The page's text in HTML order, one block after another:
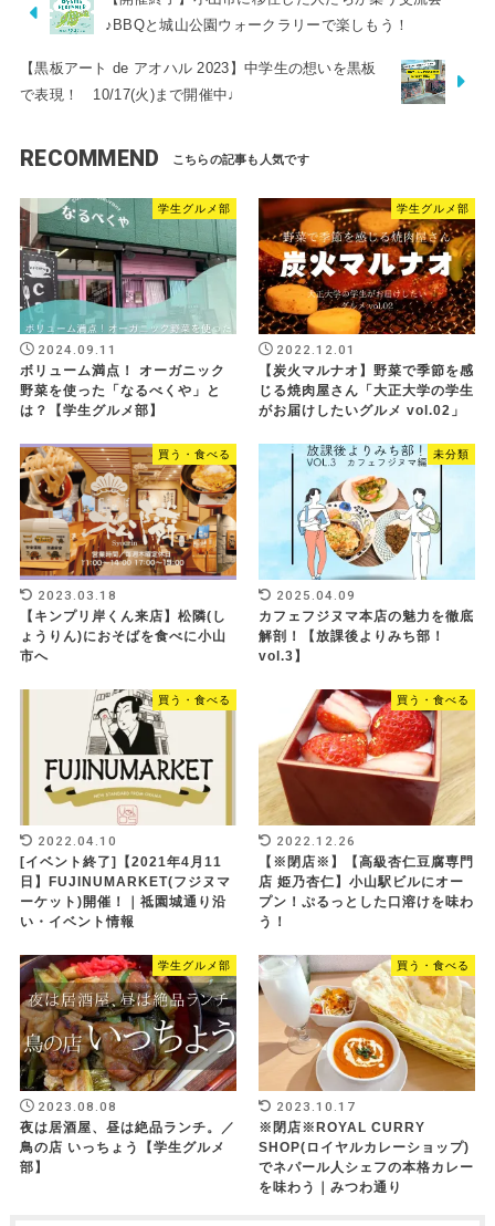
♪BBQと城山公園ウォークラリーで楽しもう！
【黒板アート de アオハル 2023】中学生の想いを黒板
で表現！ 10/17(火)まで開催中♩
RECOMMEND
学生グルメ部
2024.09.11
ボリューム満点！ オーガニック
野菜を使った「なるべくや」と
は？【学生グルメ部】
学生グルメ部
2022.12.01
【炭火マルナオ】野菜で季節を感
じる焼肉屋さん「大正大学の学生
がお届けしたいグルメ vol.02」
買う・食べる
2023.03.18
【キンプリ岸くん来店】松隣(し
ょうりん)におそばを食べに小山
市へ
未分類
2025.04.09
カフェフジヌマ本店の魅力を徹底
解剖！【放課後よりみち部！
vol.3】
買う・食べる
2022.04.10
[イベント終了]【2021年4月11
日】FUJINUMARKET(フジヌマ
ーケット)開催！｜祗園城通り沿
い・イベント情報
買う・食べる
2022.12.26
【※閉店※】【高級杏仁豆腐専門
店 姫乃杏仁】小山駅ビルにオー
プン！ぷるっとした口溶けを味わ
う！
学生グルメ部
2023.08.08
夜は居酒屋、昼は絶品ランチ。／
鳥の店 いっちょう【学生グルメ
部】
買う・食べる
2023.10.17
※閉店※ROYAL CURRY
SHOP(ロイヤルカレーショップ)
でネパール人シェフの本格カレー
を味わう｜みつわ通り